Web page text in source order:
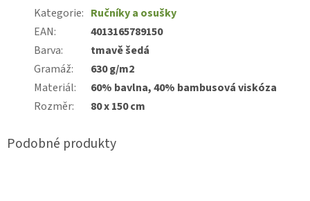
Kategorie: Ručníky a osušky
EAN:
4013165789150
Barva:
tmavě šedá
Gramáž:
630 g/m2
Materiál:
60% bavlna, 40% bambusová viskóza
Rozměr: 80 x 150 cm